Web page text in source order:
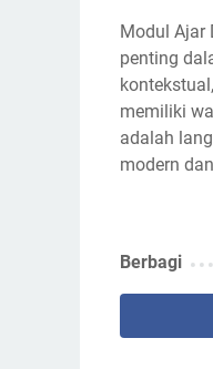
Modul Ajar
penting
memiliki
adalah
modern
Berbagi